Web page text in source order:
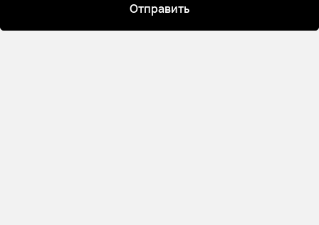
Отправить